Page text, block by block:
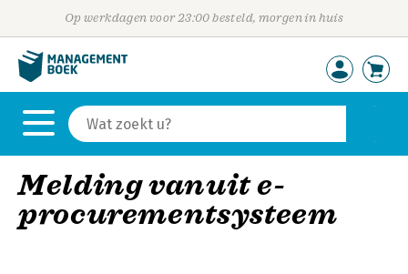
Op werkdagen voor 23:00 besteld, morgen in huis
Melding vanuit e-
procurementsysteem